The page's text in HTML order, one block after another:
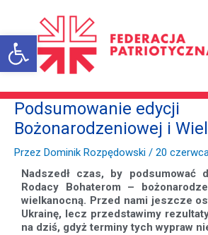
Otwórz pasek
treści
Podsumowanie edycji
Bożonarodzeniowej i
Przez Dominik Rozpędowski / 20
Nadszedł czas, by podsumować
Rodacy Bohaterom –
wielkanocną. Przed nami jeszcze
Ukrainę, lecz przedstawimy
na dziś, gdyż terminy tych wypraw